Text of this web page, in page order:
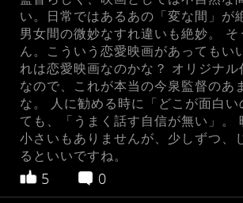
い。日常ではあるあの「変な間」が
男女間の微妙なすれ違いも絶妙。 そ
ん。こういう恋愛映画があってもい
れは恋愛映画なのかな？ オリジナル
なので、これが本当の今泉監督のあ
な。 人に勧める時に「どこが面白
ても、「うまく話す自信が無い」。
小さいもありませんが、少しずつ、
るといいですね。
5 0